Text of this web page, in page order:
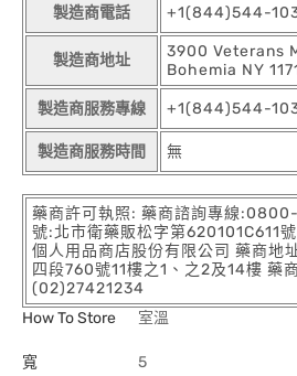
製造商電話 +1(844)544-
製造商地址
3900 Veterans
Bohemia NY
製造商服務專線 +1(844)544-
製造商服務時間 無
藥商許可執照: 藥商諮詢專線
號:北市衛藥販松字第620101C611
個人用品商店股份有限公司 藥商地
四段760號11樓之1、之2及14樓 藥
(02)27421234
How To Store
室溫
寬 5